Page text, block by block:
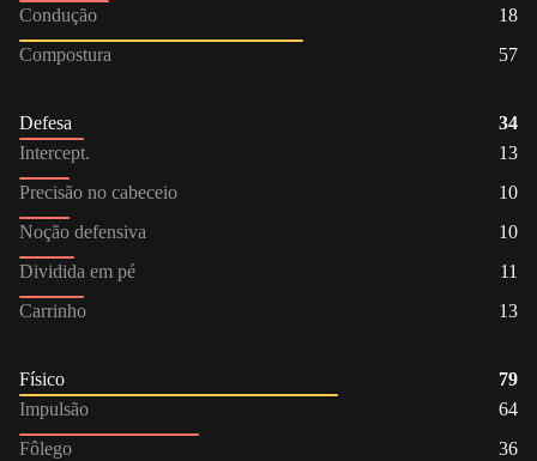
Condução
18
Compostura
57
Defesa
34
Intercept.
13
Precisão no cabeceio
10
Noção defensiva
10
Dividida em pé
11
Carrinho
13
Físico
79
Impulsão
64
Fôlego
36